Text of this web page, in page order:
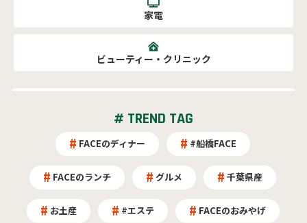
家電
ビューティー・クリニック
# TREND TAG
FACEのディナー #船橋FACE
FACEのランチ グルメ 千葉県産
お土産 #エステ FACEのおみやげ